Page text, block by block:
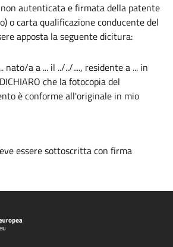
autenticata e firmata della patente
o carta qualificazione conducente del
apposta la seguente dicitura:
a a ... il ../../...., residente a ... in
che la fotocopia del
è conforme all'originale in mio
essere sottoscritta con firma